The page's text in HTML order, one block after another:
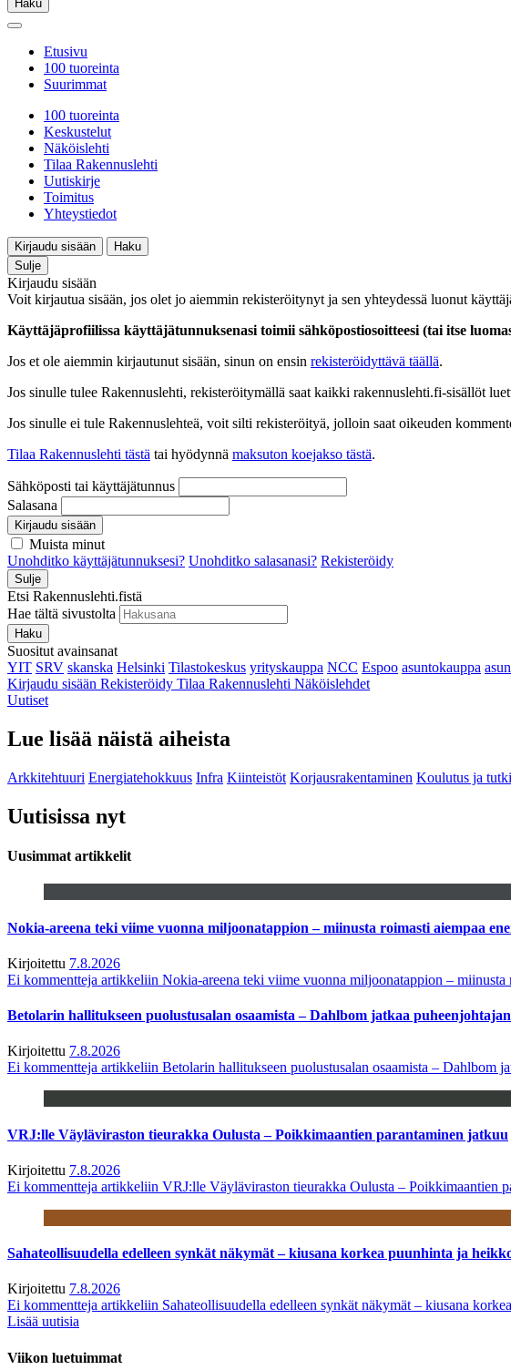
Haku
Etusivu
100 tuoreinta
Suurimmat
100 tuoreinta
Keskustelut
Näköislehti
Tilaa Rakennuslehti
Uutiskirje
Toimitus
Yhteystiedot
Kirjaudu sisään
Haku
Sulje
Kirjaudu sisään
Voit kirjautua sisään, jos olet jo aiemmin rekisteröitynyt ja sen yhteydessä luonut
Käyttäjäprofiilissa käyttäjätunnuksenasi toimii sähköpostiosoitteesi (tai itse
Jos et ole aiemmin kirjautunut sisään, sinun on ensin rekisteröidyttävä täällä.
Jos sinulle tulee Rakennuslehti, rekisteröitymällä saat kaikki rakennuslehti.fi-sisällöt
Jos sinulle ei tule Rakennuslehteä, voit silti rekisteröityä, jolloin saat oikeuden
Tilaa Rakennuslehti tästä tai hyödynnä maksuton koejakso tästä.
Sähköposti tai käyttäjätunnus
Salasana
Kirjaudu sisään
Muista minut
Unohditko käyttäjätunnuksesi? Unohditko salasanasi? Rekisteröidy
Sulje
Etsi Rakennuslehti.fistä
Hae tältä sivustolta
Haku
Suositut avainsanat
YIT SRV skanska Helsinki Tilastokeskus yrityskauppa NCC Espoo asuntokauppa
Kirjaudu sisään Rekisteröidy Tilaa Rakennuslehti Näköislehdet
Uutiset
Lue lisää näistä aiheista
Arkkitehtuuri Energiatehokkuus Infra Kiinteistöt Korjausrakentaminen Koulutus ja
Uutisissa nyt
Uusimmat artikkelit
Nokia-areena teki viime vuonna miljoonatappion – miinusta roimasti aiempaa
Kirjoitettu 7.8.2026
Ei kommentteja artikkeliin Nokia-areena teki viime vuonna miljoonatappion – miinusta
Betolarin hallitukseen puolustusalan osaamista – Dahlbom jatkaa
Kirjoitettu 7.8.2026
Ei kommentteja artikkeliin Betolarin hallitukseen puolustusalan osaamista – Dahlbom
VRJ:lle Väyläviraston tieurakka Oulusta – Poikkimaantien parantaminen jatkuu
Kirjoitettu 7.8.2026
Ei kommentteja artikkeliin VRJ:lle Väyläviraston tieurakka Oulusta – Poikkimaantien
Sahateollisuudella edelleen synkät näkymät – kiusana korkea puunhinta ja
Kirjoitettu 7.8.2026
Ei kommentteja artikkeliin Sahateollisuudella edelleen synkät näkymät – kiusana
Lisää uutisia
Viikon luetuimmat